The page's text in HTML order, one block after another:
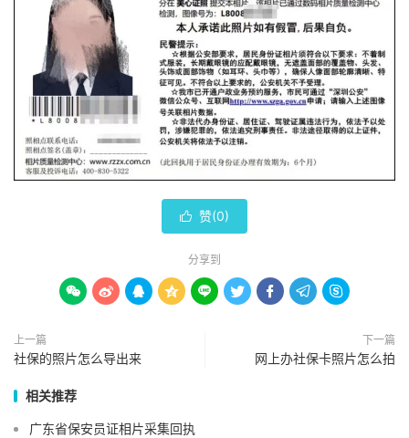
 赞(0)
分享到
        
上一篇
社保的照片怎么导出来
下一篇
网上办社保卡照片怎么拍
相关推荐
广东省保安员证相片采集回执